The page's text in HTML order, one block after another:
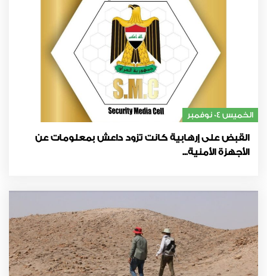
الخميس 04 نوفمبر
القبض على إرهابية كانت تزود داعش بمعلومات عن
الأجهزة الأمنية...